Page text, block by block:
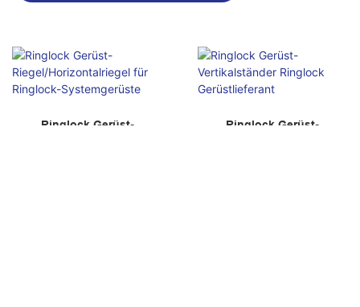
Ringlock Gerüst-
Ringlock Gerüst-